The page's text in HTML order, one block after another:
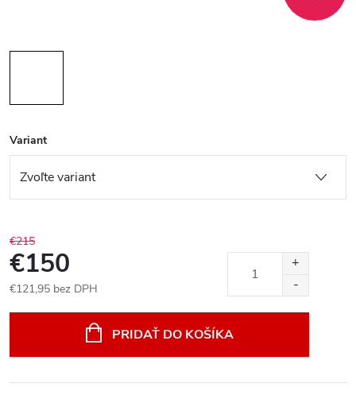
Variant
€215
€150
€121,95 bez DPH
PRIDAŤ DO KOŠÍKA